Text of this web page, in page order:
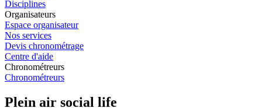
Disciplines
Organisateurs
Espace organisateur
Nos services
Devis chronométrage
Centre d'aide
Chronométreurs
Chronométreurs
Plein air social life